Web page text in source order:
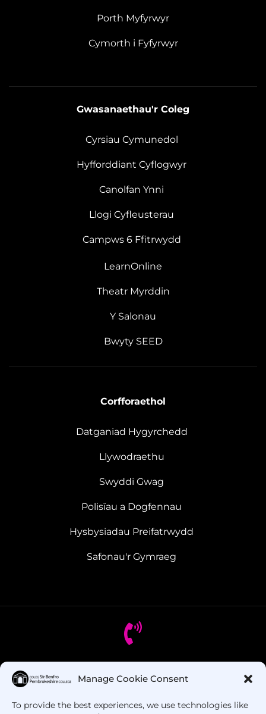
Manage Cookie Consent
To provide the best experiences, we use technologies like
Porth Myfyrwyr
Cymorth i Fyfyrwyr
Gwasanaethau'r Coleg
Cyrsiau Cymunedol
Hyfforddiant Cyflogwyr
Canolfan Ynni
Llogi Cyfleusterau
Campws 6 Ffitrwydd
LearnOnline
Theatr Myrddin
Y Salonau
Bwyty SEED
Corfforaethol
Datganiad Hygyrchedd
Llywodraethu
Swyddi Gwag
Polisïau a Dogfennau
Hysbysiadau Preifatrwydd
Safonau'r Gymraeg
Oes gennych chi gwestiynau? Ffoniwch ni!
+44 1437 753 000